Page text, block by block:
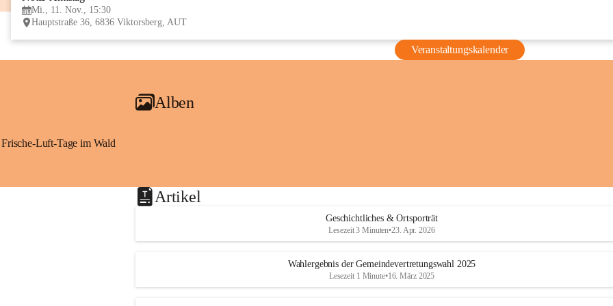
Mi., 11. Nov., 15:30
Hauptstraße 36, 6836 Viktorsberg, AUT
Veranstaltungskalender
Alben
Frische-Luft-Tage im Wald
Artikel
Geschichtliches & Ortsporträt
Lesezeit 3 Minuten•23. Apr. 2026
Wahlergebnis der Gemeindevertretungswahl 2025
Lesezeit 1 Minute•16. März 2025